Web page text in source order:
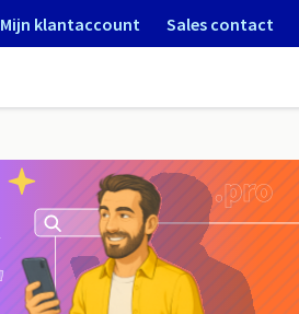
Mijn klantaccount Sales contact